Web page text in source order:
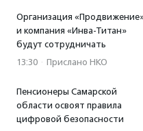
Организация
и компания «Инва-Титан»
будут сотрудничать
13:30 · Прислано НКО
Пенсионеры Самарской
области освоят правила
цифровой безопасности